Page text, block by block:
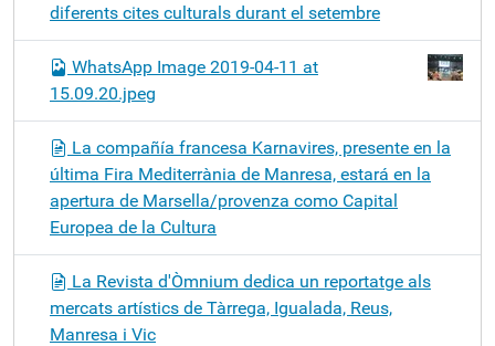
diferents cites culturals durant el setembre
WhatsApp Image 2019-04-11 at
15.09.20.jpeg
La compañía francesa Karnavires, presente en la
última Fira Mediterrània de Manresa, estará en la
apertura de Marsella/provenza como Capital
Europea de la Cultura
La Revista d'Òmnium dedica un reportatge als
mercats artístics de Tàrrega, Igualada, Reus,
Manresa i Vic